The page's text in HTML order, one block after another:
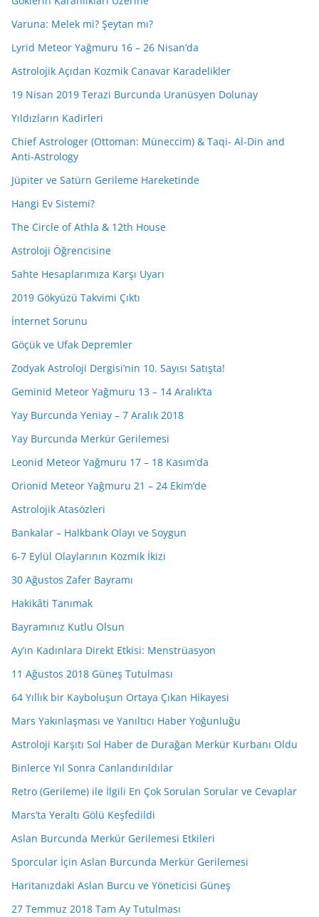
Varuna: Melek mi? Şeytan mı?
Lyrid Meteor Yağmuru 16 – 26 Nisan’da
Astrolojik Açıdan Kozmik Canavar Karadelikler
19 Nisan 2019 Terazi Burcunda Uranüsyen Dolunay
Yıldızların Kadirleri
Chief Astrologer (Ottoman: Müneccim) & Taqi- Al-Din and
Anti-Astrology
Jüpiter ve Satürn Gerileme Hareketinde
Hangi Ev Sistemi?
The Circle of Athla & 12th House
Astroloji Öğrencisine
Sahte Hesaplarımıza Karşı Uyarı
2019 Gökyüzü Takvimi Çıktı
İnternet Sorunu
Göçük ve Ufak Depremler
Zodyak Astroloji Dergisi’nin 10. Sayısı Satışta!
Geminid Meteor Yağmuru 13 – 14 Aralık’ta
Yay Burcunda Yeniay – 7 Aralık 2018
Yay Burcunda Merkür Gerilemesi
Leonid Meteor Yağmuru 17 – 18 Kasım’da
Orionid Meteor Yağmuru 21 – 24 Ekim’de
Astrolojik Atasözleri
Bankalar – Halkbank Olayı ve Soygun
6-7 Eylül Olaylarının Kozmik İkizi
30 Ağustos Zafer Bayramı
Hakikâti Tanımak
Bayramınız Kutlu Olsun
Ay’ın Kadınlara Direkt Etkisi: Menstrüasyon
11 Ağustos 2018 Güneş Tutulması
64 Yıllık bir Kayboluşun Ortaya Çıkan Hikayesi
Mars Yakınlaşması ve Yanıltıcı Haber Yoğunluğu
Astroloji Karşıtı Sol Haber de Durağan Merkür Kurbanı Oldu
Binlerce Yıl Sonra Canlandırıldılar
Retro (Gerileme) ile İlgili En Çok Sorulan Sorular ve Cevaplar
Mars’ta Yeraltı Gölü Keşfedildi
Aslan Burcunda Merkür Gerilemesi Etkileri
Sporcular İçin Aslan Burcunda Merkür Gerilemesi
Haritanızdaki Aslan Burcu ve Yöneticisi Güneş
27 Temmuz 2018 Tam Ay Tutulması